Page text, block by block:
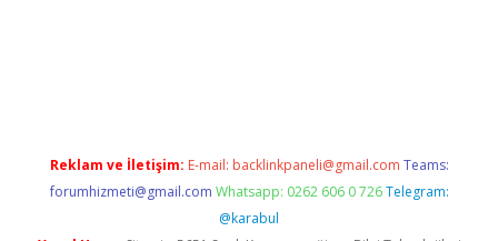
Reklam ve İletişim: E-mail: backlinkpaneli@gmail.com Teams:
forumhizmeti@gmail.com Whatsapp: 0262 606 0 726 Telegram:
@karabul